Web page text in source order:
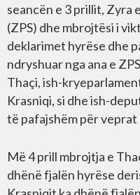
seancën e 3 prillit, Zyra
(ZPS) dhe mbrojtësi i
deklarimet hyrëse dhe
ndryshuar nga ana e
Thaçi, ish-
Krasniqi, si dhe ish-
të pafajshëm për veprat
Më 4 prill mbrojtja e
dhënë fjalën hyrëse